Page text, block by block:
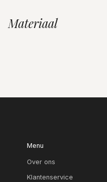
Materiaal
Menu
Over ons
Klantenservice